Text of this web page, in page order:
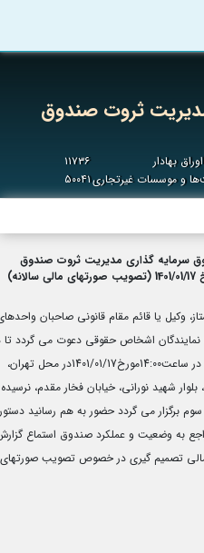
ثروت صندوق
بهادار
۱۱۷۳۶
و موسسات غیرتجاری۵۰۰۴۱
سرمایه گذاری مدیریت ثروت صندوق
وکیل یا قائم مقام قانونی صاحبان
نمایندگان اشخاص حقوقی دعوت می گردد تا
جلسه مجمع این صندوق که در ساعت14:00مورخ1401/01/17در محل تهران،
بلوار شهید نورانی، خیابان فخار مقدم،
پلاک 24، طبقه سوم برگزار می گردد حضور به هم رسانید دستور
به وضعیت و عملکرد صندوق استماع
تصمیم گیری در خصوص تصویب صورتهای